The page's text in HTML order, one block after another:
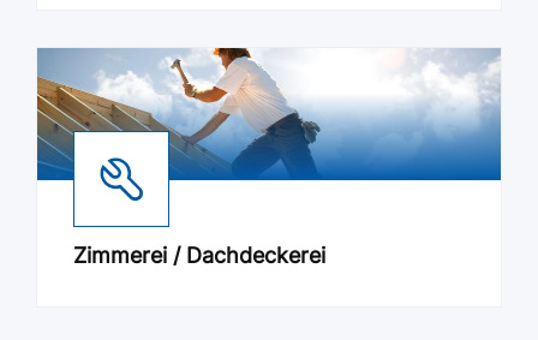
Zimmerei / Dachdeckerei